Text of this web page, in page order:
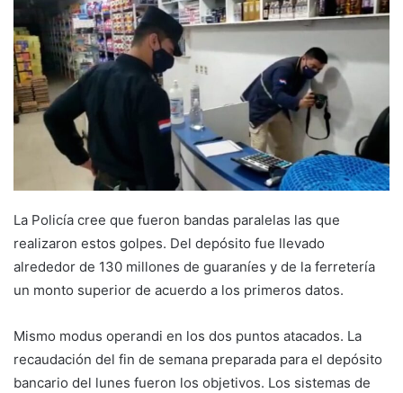
La Policía cree que fueron bandas paralelas las que
realizaron estos golpes. Del depósito fue llevado
alrededor de 130 millones de guaraníes y de la ferretería
un monto superior de acuerdo a los primeros datos.
Mismo modus operandi en los dos puntos atacados. La
recaudación del fin de semana preparada para el depósito
bancario del lunes fueron los objetivos. Los sistemas de